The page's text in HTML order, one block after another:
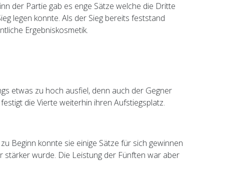
der Partie gab es enge Sätze welche die Dritte
legen konnte. Als der Sieg bereits feststand
Ergebniskosmetik.
etwas zu hoch ausfiel, denn auch der Gegner
die Vierte weiterhin ihren Aufstiegsplatz.
Beginn konnte sie einige Sätze für sich gewinnen
stärker wurde. Die Leistung der Fünften war aber